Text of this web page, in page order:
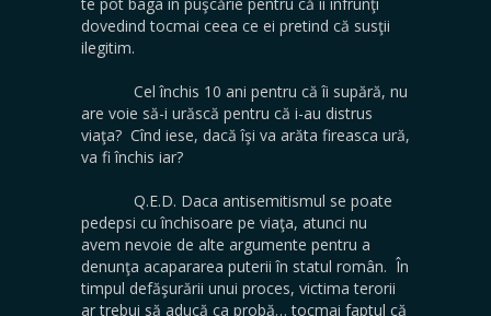
dovedind tocmai ceea ce ei pretind că susţii
ilegitim.
Cel închis 10 ani pentru că îi supără, nu
are voie să-i urăscă pentru că i-au distrus
viaţa? Cînd iese, dacă îşi va arăta fireasca ură,
va fi închis iar?
Q.E.D. Daca antisemitismul se poate
pedepsi cu închisoare pe viaţa, atunci nu
avem nevoie de alte argumente pentru a
denunţa acapararea puterii în statul român. În
timpul defăşurării unui proces, victima terorii
ar trebui să aducă ca probă… tocmai faptul că